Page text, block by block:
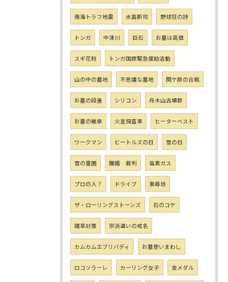
南海トラフ地震 水島新司 野球狂の詩
トンガ 中津川 巨石 お墓は高価
スギ花粉 トンガ国際緊急援助活動
山の中の墓地 不思議な墓地 関ケ原の合戦
お墓の段差 シリコン 舟木山古墳群
お墓の継承 火星探査車 ヒーターベスト
ワークマン ビートルズの日 雪の日
雪の霊園 離婚 裁判 塩素ガス
プロの人？ ドライブ 東尋坊
ザ・ローリングストーンズ 石のコケ
雑草対策 宗派違いの戒名
カムカムエブリバディ お墓使いまわし
ロコソラーレ カーリング女子 金メダル